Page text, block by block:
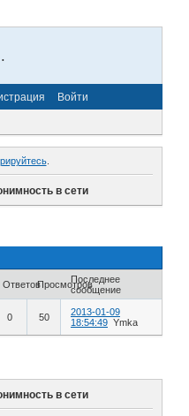
Войти
.
в сети
ОтветовПросмотровПоследнее
сообщение
0 50
2013-01-09
18:54:49 Ymka
в сети